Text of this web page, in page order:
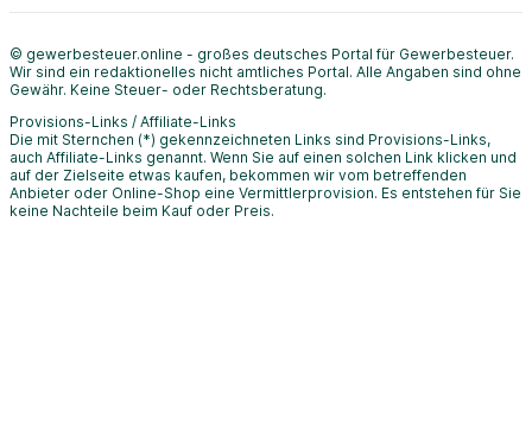
© gewerbesteuer.online - großes deutsches Portal für Gewerbesteuer.
Wir sind ein redaktionelles nicht amtliches Portal. Alle Angaben sind ohne
Gewähr. Keine Steuer- oder Rechtsberatung.
Provisions-Links / Affiliate-Links
Die mit Sternchen (*) gekennzeichneten Links sind Provisions-Links,
auch Affiliate-Links genannt. Wenn Sie auf einen solchen Link klicken und
auf der Zielseite etwas kaufen, bekommen wir vom betreffenden
Anbieter oder Online-Shop eine Vermittlerprovision. Es entstehen für Sie
keine Nachteile beim Kauf oder Preis.